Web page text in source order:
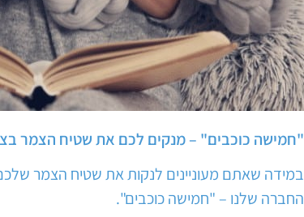
"חמישה כוכבים" – מנקים לכם את שטיח הצמר
במידה שאתם מעוניינים לנקות את שטיח הצמר
החברה שלנו – "חמישה כוכבים".